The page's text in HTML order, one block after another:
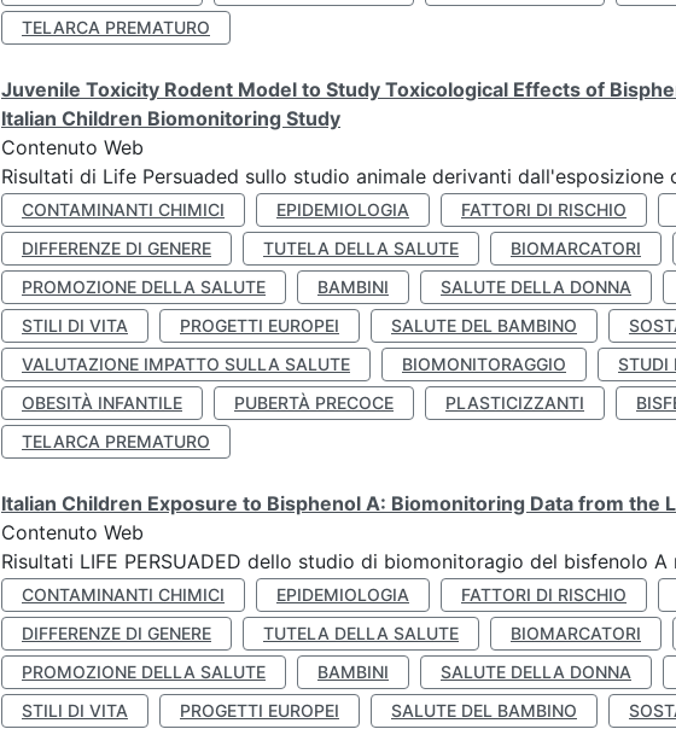
TELARCA PREMATURO
Juvenile Toxicity Rodent Model to Study Toxicological Effects of
Italian Children Biomonitoring Study
Contenuto Web
Risultati di Life Persuaded sullo studio animale derivanti dall'esposizione
CONTAMINANTI CHIMICI EPIDEMIOLOGIA FATTORI DI RISCHIO
DIFFERENZE DI GENERE
TUTELA DELLA SALUTE BIOMARCATORI
PROMOZIONE DELLA SALUTE
BAMBINI SALUTE DELLA DONNA
STILI DI VITA
PROGETTI EUROPEI SALUTE DEL BAMBINO
VALUTAZIONE IMPATTO SULLA SALUTE
BIOMONITORAGGIO STUDI
OBESITÀ INFANTILE
PUBERTÀ PRECOCE PLASTICIZZANTI
TELARCA PREMATURO
Italian Children Exposure to Bisphenol A: Biomonitoring Data from the
Contenuto Web
Risultati LIFE PERSUADED dello studio di biomonitoragio del bisfenolo A
CONTAMINANTI CHIMICI EPIDEMIOLOGIA FATTORI DI RISCHIO
DIFFERENZE DI GENERE
TUTELA DELLA SALUTE BIOMARCATORI
PROMOZIONE DELLA SALUTE
BAMBINI SALUTE DELLA DONNA
STILI DI VITA
PROGETTI EUROPEI SALUTE DEL BAMBINO